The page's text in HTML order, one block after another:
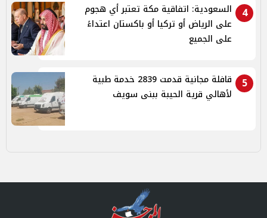
4
السعودية: اتفاقية مكة تعتبر أي هجوم
على الرياض أو تركيا أو باكستان اعتداءً
على الجميع
5
قافلة مجانية قدمت 2839 خدمة طبية
لأهالي قرية الحيبة ببنى سويف